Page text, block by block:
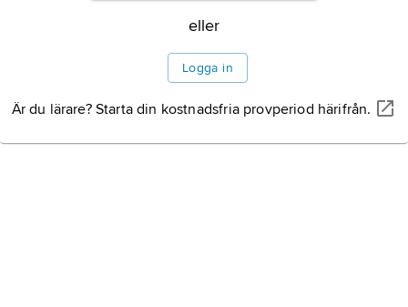
eller
Logga in
Är du lärare? Starta din kostnadsfria provperiod härifrån.